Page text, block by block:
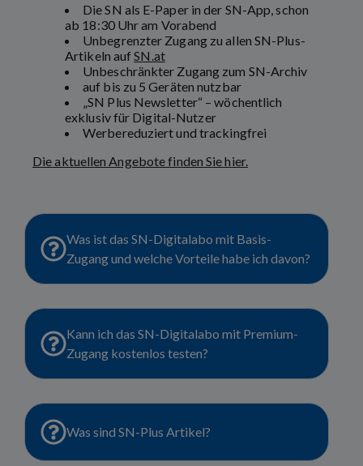
Die SN als E-Paper in der SN-App, schon
ab 18:30 Uhr am Vorabend
Unbegrenzter Zugang zu allen SN-Plus-
Artikeln aufSN.at
Unbeschränkter Zugang zum SN-Archiv
auf bis zu 5 Geräten nutzbar
„SN Plus Newsletter“ – wöchentlich
exklusiv für Digital-Nutzer
Werbereduziert und trackingfrei
Die aktuellen Angebote finden Sie hier.
Was ist das SN-Digitalabo mit Basis-
Zugang und welche Vorteile habe ich davon?
Kann ich das SN-Digitalabo mit Premium-
Zugang kostenlos testen?
Was sind SN-Plus Artikel?